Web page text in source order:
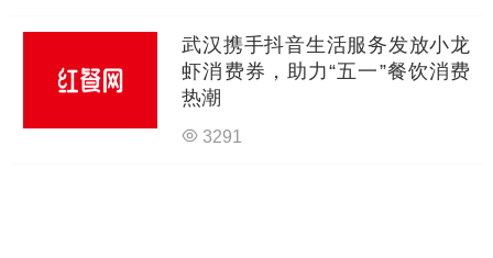
武汉携手抖音生活服务发放小龙
虾消费券，助力“五一”餐饮消费
热潮
3291